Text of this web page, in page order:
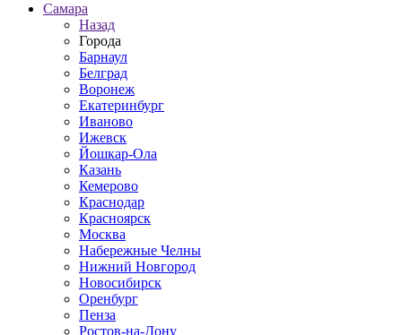
Самара
Назад
Города
Барнаул
Белград
Воронеж
Екатеринбург
Иваново
Ижевск
Йошкар-Ола
Казань
Кемерово
Краснодар
Красноярск
Москва
Набережные Челны
Нижний Новгород
Новосибирск
Оренбург
Пенза
Ростов-на-Дону